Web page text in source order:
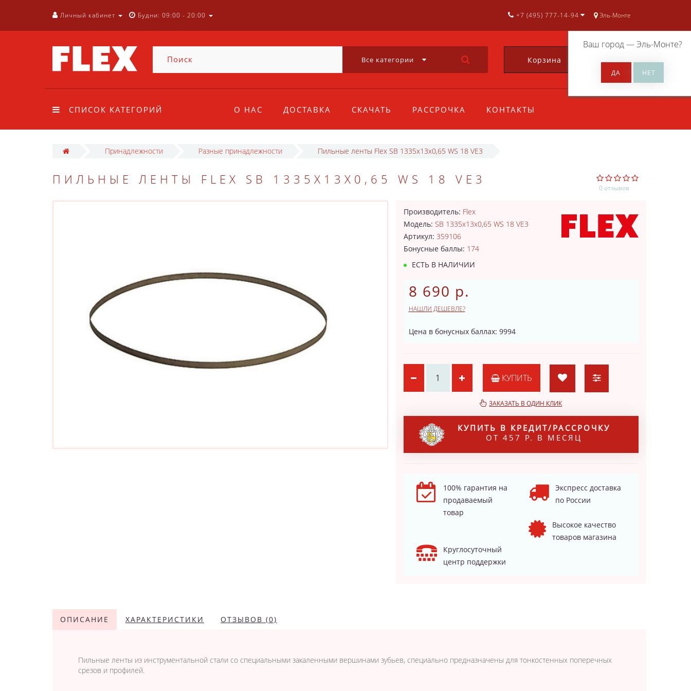
Личный кабинет Будни: 09:00 - 20:00 Эль-Монте
Ваш город —Эль-Монте?
+7 (495) 777-14-94
Все категории Корзина 0
СПИСОК КАТЕГОРИЙ О НАС ДОСТАВКА СКАЧАТЬ РАССРОЧКА КОНТАКТЫ
Принадлежности Разные принадлежности Пильные ленты Flex SB 1335x13x0,65 WS 18 VE3
ПИЛЬНЫЕ ЛЕНТЫ FLEX SB 1335X13X0,65 WS 18 VE3
0 отзывов
Производитель: Flex
Модель: SB 1335x13x0,65 WS 18 VE3
Артикул: 359106
Бонусные баллы: 174
ЕСТЬ В НАЛИЧИИ
8 690 р.
НАШЛИ ДЕШЕВЛЕ?
Цена в бонусных баллах: 9994
КУПИТЬ
ЗАКАЗАТЬ В ОДИН КЛИК
КУПИТЬ В КРЕДИТ/РАССРОЧКУ
ОТ 457 Р. В МЕСЯЦ
100% гарантия на
продаваемый
товар
Экспресс доставка
по России
Высокое качество
товаров магазина
Круглосуточный
центр поддержки
ОПИСАНИЕ ХАРАКТЕРИСТИКИ ОТЗЫВОВ (0)
Пильные ленты из инструментальной стали со специальными закаленными вершинами зубьев, специально предназначены для тонкостенных поперечных
срезов и профилей.